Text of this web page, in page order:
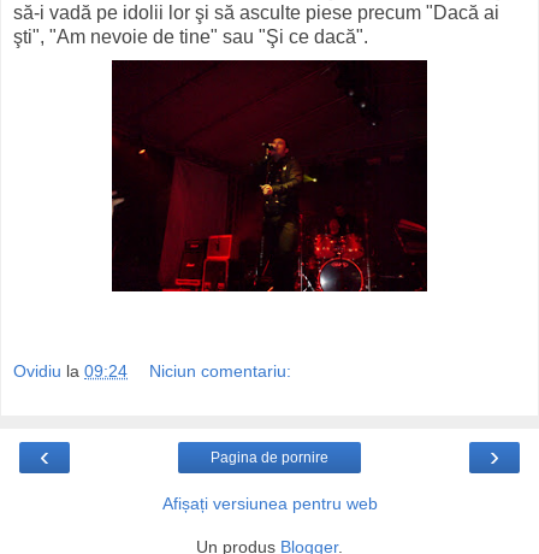
să-i vadă pe idolii lor şi să asculte piese precum "Dacă ai
şti", "Am nevoie de tine" sau "Şi ce dacă".
Ovidiu la 09:24 Niciun comentariu:
‹ ›
Pagina de pornire
Afișați versiunea pentru web
Un produs Blogger.